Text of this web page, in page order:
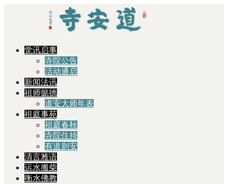
觉讯启事
寺院公告
活动通启
新闻法讯
祖师懿德
道安大师年表
祖庭事苑
祖庭春秋
寺院住持
有道则安
清言雅语
运水搬柴
衡水佛教